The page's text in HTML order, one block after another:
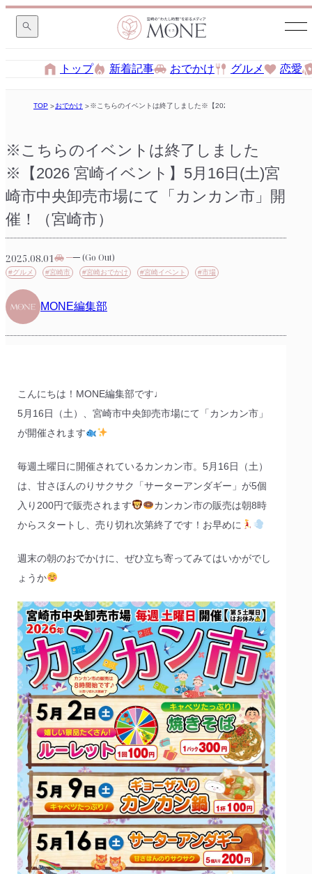
トップ 新着記事 おでかけ グルメ 恋愛
TOP おでかけ ※こちらのイベントは終了しました※【2026 宮崎イベント】5月16日
※こちらのイベントは終了しました
※【2026 宮崎イベント】5月16日(土)宮
崎市中央卸売市場にて「カンカン市」開
催！（宮崎市）
2025.08.01 (Go Out)
#グルメ #宮崎市 #宮崎おでかけ #宮崎イベント #市場
MONE編集部
こんにちは！MONE編集部です♩
5月16日（土）、宮崎市中央卸売市場にて「カンカン市」
が開催されます
毎週土曜日に開催されているカンカン市。5月16日（土）
は、甘さほんのりサクサク「サーターアンダギー」が5個
入り200円で販売されます
カンカン市の販売は朝8時
からスタートし、売り切れ次第終了です！お早めに
週末の朝のおでかけに、ぜひ立ち寄ってみてはいかがでし
ょうか